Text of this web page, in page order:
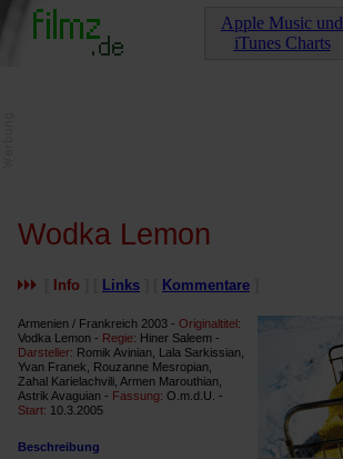
Apple Music und
iTunes Charts
Wodka Lemon
Info Links Kommentare
Armenien / Frankreich 2003 - Originaltitel:
Vodka Lemon - Regie: Hiner Saleem -
Darsteller: Romik Avinian, Lala Sarkissian,
Yvan Franek, Rouzanne Mesropian,
Zahal Karielachvili, Armen Marouthian,
Astrik Avaguian - Fassung: O.m.d.U. -
Start: 10.3.2005
Beschreibung